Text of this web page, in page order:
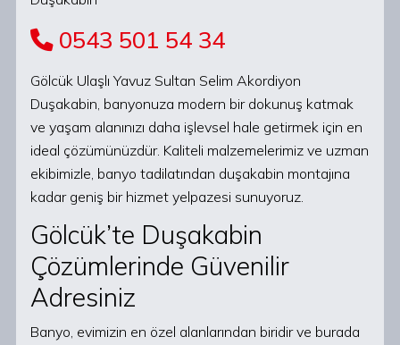
0543 501 54 34
Gölcük Ulaşlı Yavuz Sultan Selim Akordiyon
Duşakabin, banyonuza modern bir dokunuş katmak
ve yaşam alanınızı daha işlevsel hale getirmek için en
ideal çözümünüzdür. Kaliteli malzemelerimiz ve uzman
ekibimizle, banyo tadilatından duşakabin montajına
kadar geniş bir hizmet yelpazesi sunuyoruz.
Gölcük’te Duşakabin
Çözümlerinde Güvenilir
Adresiniz
Banyo, evimizin en özel alanlarından biridir ve burada